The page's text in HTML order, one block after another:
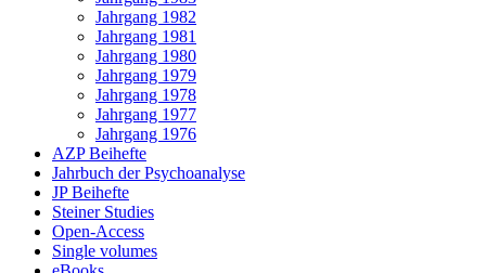
Jahrgang 1982
Jahrgang 1981
Jahrgang 1980
Jahrgang 1979
Jahrgang 1978
Jahrgang 1977
Jahrgang 1976
AZP Beihefte
Jahrbuch der Psychoanalyse
JP Beihefte
Steiner Studies
Open-Access
Single volumes